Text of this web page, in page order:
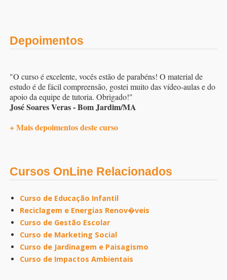
Depoimentos
"O curso é excelente, vocês estão de parabéns! O material de
estudo é de fácil compreensão, gostei muito das vídeo-aulas e do
apoio da equipe de tutoria. Obrigado!"
José Soares Veras - Bom Jardim/MA
+ Mais depoimentos deste curso
Cursos OnLine Relacionados
Curso de Educação Infantil
Reciclagem e Energias Renov�veis
Curso de Gestão Escolar
Curso de Marketing Social
Curso de Jardinagem e Paisagismo
Curso de Impactos Ambientais